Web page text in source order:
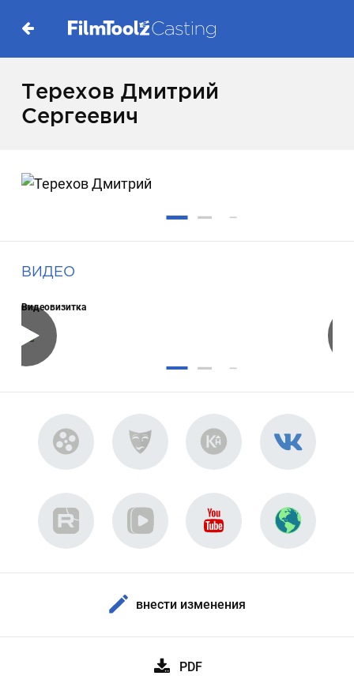
Терехов Дмитрий
Сергеевич
ВИДЕО
Видеовизитка
внести изменения
PDF